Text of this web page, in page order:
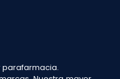
parafarmacia.